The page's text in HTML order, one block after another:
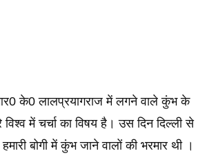
के0 लालप्रयागराज में लगने वाले कुंभ के
में चर्चा का विषय है। उस दिन दिल्ली से
बोगी में कुंभ जाने वालों की भरमार थी ।